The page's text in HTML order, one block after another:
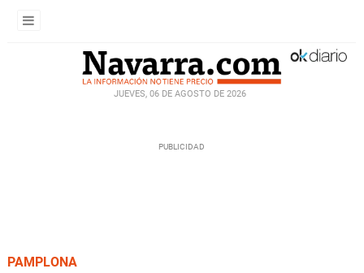
JUEVES, 06 DE AGOSTO DE 2026
PAMPLONA